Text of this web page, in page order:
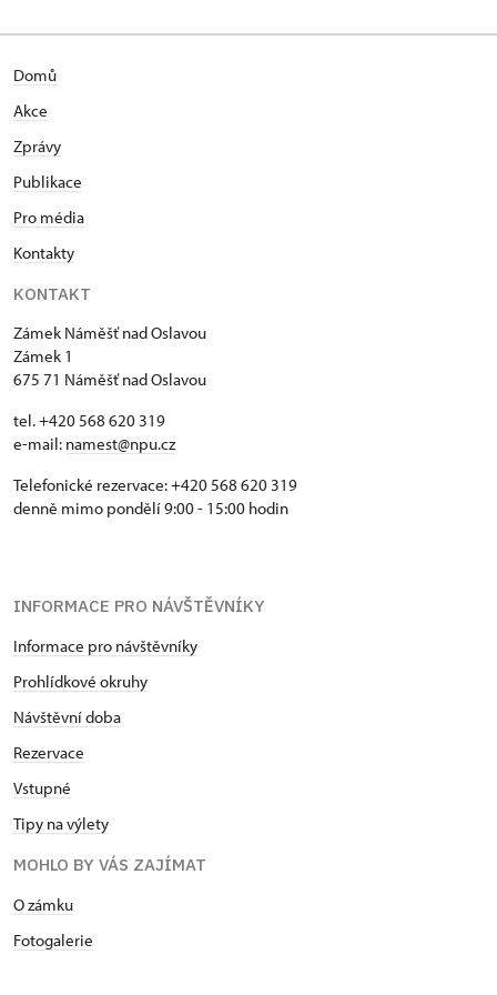
Filozofické fakulty Masarykovy univerzity v Brně
Domů
Akce
Zprávy
Publikace
Pro média
Kontakty
KONTAKT
Zámek Náměšť nad Oslavou
Zámek 1
675 71 Náměšť nad Oslavou
tel. +420 568 620 319
e-mail: namest@npu.cz
Telefonické rezervace: +420 568 620 319
denně mimo pondělí 9:00 - 15:00 hodin
INFORMACE PRO NÁVŠTĚVNÍKY
Informace pro návštěvníky
Prohlídkové okruhy
Návštěvní doba
Rezervace
Vstupné
Tipy na výlety
MOHLO BY VÁS ZAJÍMAT
O zámku
Fotogalerie